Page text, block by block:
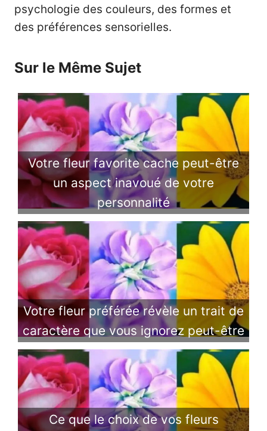
psychologie des couleurs, des formes et
des préférences sensorielles.
Sur le Même Sujet
Votre fleur favorite cache peut-être
un aspect inavoué de votre
personnalité
Votre fleur préférée révèle un trait de
caractère que vous ignorez peut-être
Ce que le choix de vos fleurs